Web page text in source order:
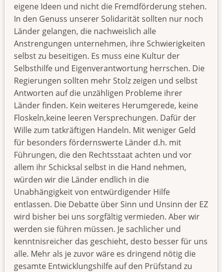
eigene Ideen und nicht die Fremdförderung stehen.
In den Genuss unserer Solidarität sollten nur noch
Länder gelangen, die nachweislich alle
Anstrengungen unternehmen, ihre Schwierigkeiten
selbst zu beseitigen. Es muss eine Kultur der
Selbsthilfe und Eigenverantwortung herrschen. Die
Regierungen sollten mehr Stolz zeigen und selbst
Antworten auf die unzähligen Probleme ihrer
Länder finden. Kein weiteres Herumgerede, keine
Floskeln,keine leeren Versprechungen. Dafür der
Wille zum tatkräftigen Handeln. Mit weniger Geld
für besonders fördernswerte Länder d.h. mit
Führungen, die den Rechtsstaat achten und vor
allem ihr Schicksal selbst in die Hand nehmen,
würden wir die Länder endlich in die
Unabhängigkeit von entwürdigender Hilfe
entlassen. Die Debatte über Sinn und Unsinn der EZ
wird bisher bei uns sorgfältig vermieden. Aber wir
werden sie führen müssen. Je sachlicher und
kenntnisreicher das geschieht, desto besser für uns
alle. Mehr als je zuvor wäre es dringend nötig die
gesamte Entwicklungshilfe auf den Prüfstand zu